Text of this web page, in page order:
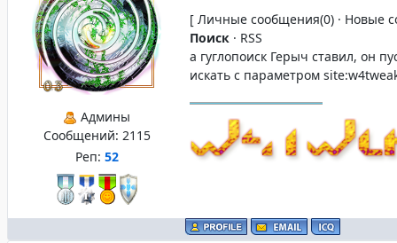
Админы
Сообщений: 2115
Реп: 52
[ Личные сообщения(0) · Новые
Поиск · RSS
а гуглопоиск Герыч ставил, он
искать с параметром